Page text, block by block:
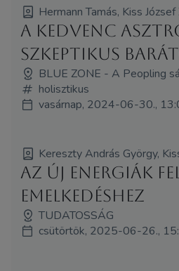
Hermann Tamás, Kiss
A kedvenc
szkeptikus
BLUE ZONE - A Peopling
holisztikus
vasárnap, 2024-06-30.,
Kereszty András György,
Az új energiák
emelkedéshez
TUDATOSSÁG
csütörtök, 2025-06-26.,